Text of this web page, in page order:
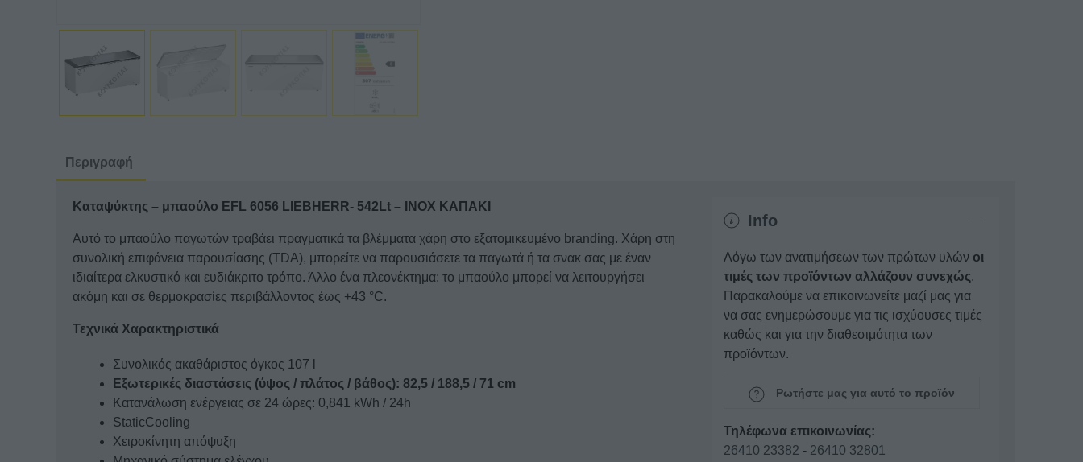
Περιγραφή
Καταψύκτης – μπαούλο EFL 6056 LIEBHERR- 542Lt – INOX ΚΑΠΑΚΙ
Αυτό το μπαούλο παγωτών τραβάει πραγματικά τα βλέμματα χάρη στο εξατομικευμένο branding. Χάρη στη
συνολική επιφάνεια παρουσίασης (TDA), μπορείτε να παρουσιάσετε τα παγωτά ή τα σνακ σας με έναν
ιδιαίτερα ελκυστικό και ευδιάκριτο τρόπο. Άλλο ένα πλεονέκτημα: το μπαούλο μπορεί να λειτουργήσει
ακόμη και σε θερμοκρασίες περιβάλλοντος έως +43 °C.
Τεχνικά Χαρακτηριστικά
Συνολικός ακαθάριστος όγκος 107 l
Εξωτερικές διαστάσεις (ύψος / πλάτος / βάθος): 82,5 / 188,5 / 71 cm
Κατανάλωση ενέργειας σε 24 ώρες: 0,841 kWh / 24h
StaticCooling
Χειροκίνητη απόψυξη
Info
Λόγω των ανατιμήσεων των πρώτων υλών οι
τιμές των προϊόντων αλλάζουν συνεχώς.
Παρακαλούμε να επικοινωνείτε μαζί μας για
να σας ενημερώσουμε για τις ισχύουσες τιμές
καθώς και για την διαθεσιμότητα των
προϊόντων.
Ρωτήστε μας για αυτό το προϊόν
Τηλέφωνα επικοινωνίας:
26410 23382 - 26410 32801